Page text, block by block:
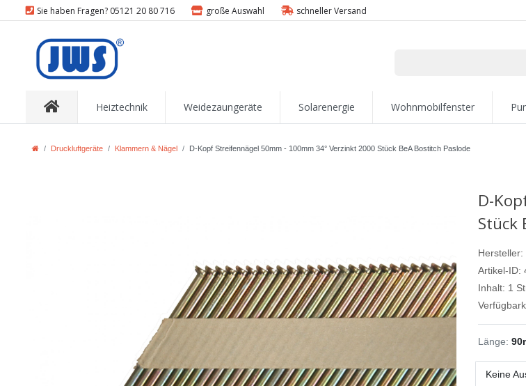
Sie haben Fragen? 05121 20 80 716 große Auswahl schneller Versand
Heiztechnik Weidezaungeräte Solarenergie Wohnmobilfenster
Druckluftgeräte Klammern & Nägel D-Kopf Streifennägel 50mm - 100mm 34° Verzinkt 2000 Stück BeA Bostitch Paslode
D-
Stück
Hersteller:
Artikel-ID:
Inhalt: 1
Länge:
Keine